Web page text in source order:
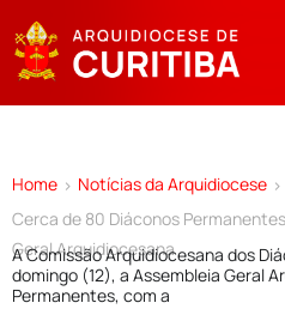
Home > Notícias da Arquidiocese >
Cerca de 80 Diáconos
Geral Arquidiocesana
A Comissão Arquidiocesana dos
domingo (12), a Assembleia Geral
Permanentes, com a